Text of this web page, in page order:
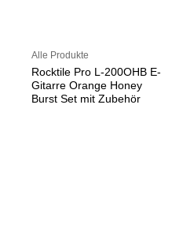
Alle Produkte
Rocktile Pro L-200OHB E-
Gitarre Orange Honey
Burst Set mit Zubehör